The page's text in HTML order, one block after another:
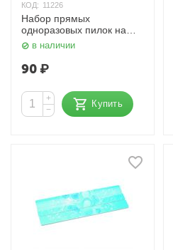
КОД: 11226
Набор прямых
одноразовых пилок на
деревянной основе
180/240 грит. Белые
Kristaller
в наличии
90₽
+
−
Купить